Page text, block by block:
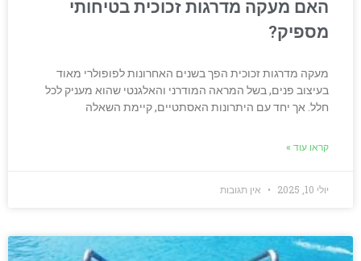
האם מעקה מדרגות זכוכית בטיחותי
מספיק?
מעקה מדרגות זכוכית הפך בשנים האחרונות לפופולרי מאוד
בעיצוב פנים, בשל המראה המודרני והאלגנטי שהוא מעניק לכל
חלל. אך יחד עם היתרונות האסתטיים, קיימת השאלה
קראו עוד »
אין תגובות